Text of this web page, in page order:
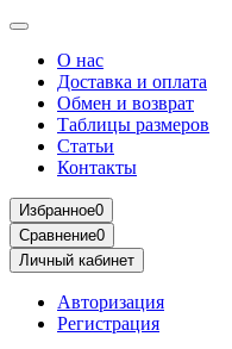
О нас
Доставка и оплата
Обмен и возврат
Таблицы размеров
Статьи
Контакты
Избранное0
Сравнение0
Личный кабинет
Авторизация
Регистрация